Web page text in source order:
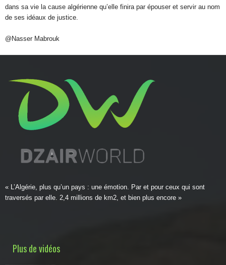
dans sa vie la cause algérienne qu’elle finira par épouser et servir au nom
de ses idéaux de justice.
@Nasser Mabrouk
« L’Algérie, plus qu’un pays : une émotion. Par et pour ceux qui sont
traversés par elle. 2,4 millions de km2, et bien plus encore »
Plus de vidéos